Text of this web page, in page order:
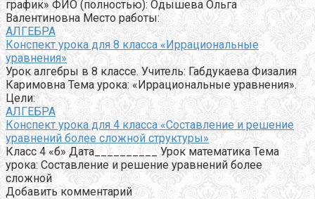
график» ФИО (полностью): Одышева Ольга
Валентиновна Место работы:
АЛГЕБРА
Конспект урока для 8 класса «Иррациональные
уравнения»
Урок алгебры в 8 классе. Учитель: Габдукаева Физалия
Каримовна Тема урока: «Иррациональные уравнения».
Цели:
АЛГЕБРА
Конспект урока для 4 класса «Составление и решение
уравнений более сложной структуры»
Класс 4 «б» Дата__________ Урок математика Тема
урока: Составление и решение уравнений более
сложной
Добавить комментарий